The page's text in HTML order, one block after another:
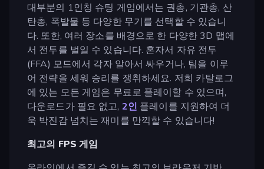
대부분의 1인칭 슈팅 게임에서는 권총, 기관총, 산
탄총, 폭발물 등 다양한 무기를 선택할 수 있습니
다. 또한, 여러 장소를 배경으로 한 다양한 3D 맵에
서 전투를 벌일 수 있습니다. 혼자서 자유 전투
(FFA) 모드에서 각자 알아서 싸우거나, 팀을 이루
어 전략을 세워 승리를 쟁취하세요. 저희 카탈로그
에 있는 모든 게임은 무료로 플레이할 수 있으며,
다운로드가 필요 없고, 2인 플레이를 지원하여 더
욱 박진감 넘치는 재미를 만끽할 수 있습니다!
최고의 FPS 게임